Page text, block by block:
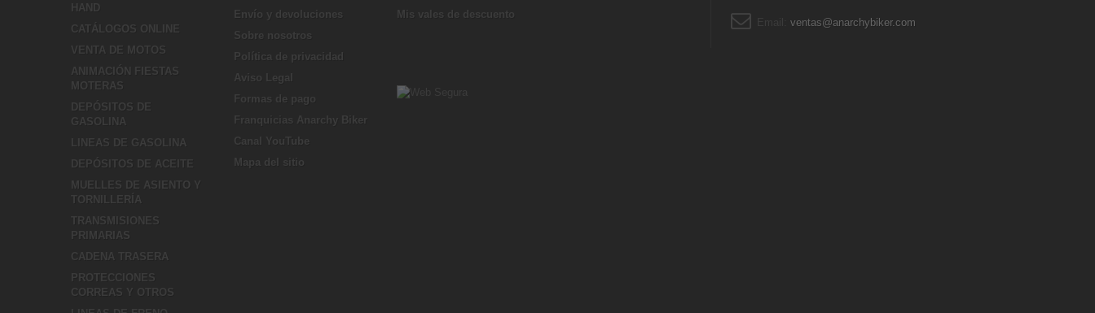
HAND
CATÁLOGOS ONLINE
VENTA DE MOTOS
ANIMACIÓN FIESTAS
MOTERAS
DEPÓSITOS DE
GASOLINA
LINEAS DE GASOLINA
DEPÓSITOS DE ACEITE
MUELLES DE ASIENTO Y
TORNILLERÍA
TRANSMISIONES
PRIMARIAS
CADENA TRASERA
PROTECCIONES
CORREAS Y OTROS
Envío y devoluciones
Sobre nosotros
Política de privacidad
Aviso Legal
Formas de pago
Franquicias Anarchy Biker
Canal YouTube
Mapa del sitio
Mis vales de descuento
ventas@anarchybiker.com